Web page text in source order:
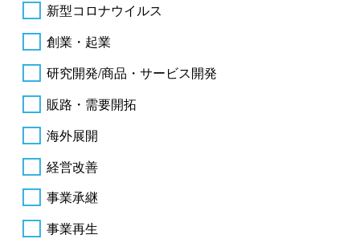
新型コロナウイルス
創業・起業
研究開発/商品・サービス開発
販路・需要開拓
海外展開
経営改善
事業承継
事業再生